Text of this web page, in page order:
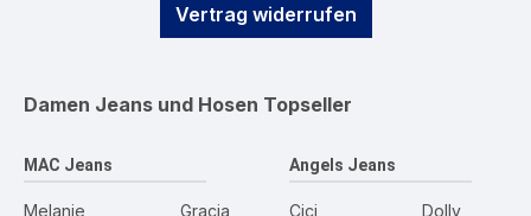
Vertrag widerrufen
Damen Jeans und Hosen Topseller
MAC Jeans
Melanie
Gracia
Angels Jeans
Cici
Dolly